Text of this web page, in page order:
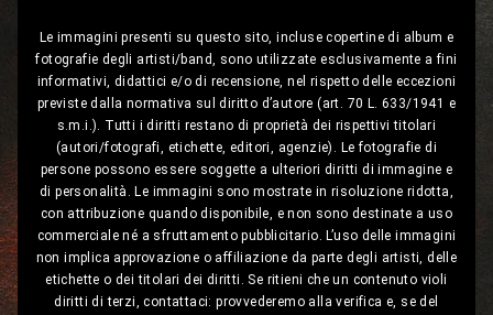
Le immagini presenti su questo sito, incluse copertine di album e
fotografie degli artisti/band, sono utilizzate esclusivamente a fini
informativi, didattici e/o di recensione, nel rispetto delle eccezioni
previste dalla normativa sul diritto d’autore (art. 70 L. 633/1941 e
s.m.i.). Tutti i diritti restano di proprietà dei rispettivi titolari
(autori/fotografi, etichette, editori, agenzie). Le fotografie di
persone possono essere soggette a ulteriori diritti di immagine e
di personalità. Le immagini sono mostrate in risoluzione ridotta,
con attribuzione quando disponibile, e non sono destinate a uso
commerciale né a sfruttamento pubblicitario. L’uso delle immagini
non implica approvazione o affiliazione da parte degli artisti, delle
etichette o dei titolari dei diritti. Se ritieni che un contenuto violi
diritti di terzi, contattaci: provvederemo alla verifica e, se del